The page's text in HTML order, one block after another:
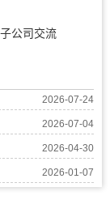
公司交流
2026-07-24
2026-07-04
2026-04-30
2026-01-07